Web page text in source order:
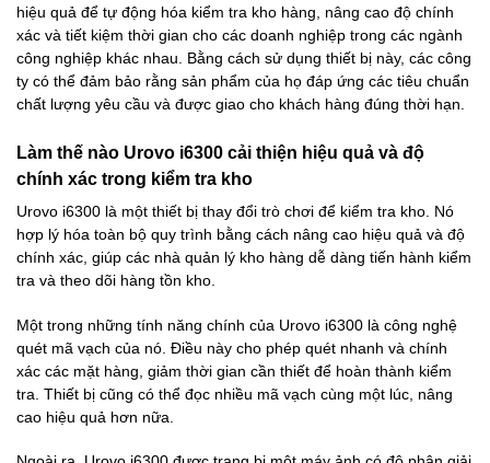
hiệu quả để tự động hóa kiểm tra kho hàng, nâng cao độ chính
xác và tiết kiệm thời gian cho các doanh nghiệp trong các ngành
công nghiệp khác nhau. Bằng cách sử dụng thiết bị này, các công
ty có thể đảm bảo rằng sản phẩm của họ đáp ứng các tiêu chuẩn
chất lượng yêu cầu và được giao cho khách hàng đúng thời hạn.
Làm thế nào Urovo i6300 cải thiện hiệu quả và độ
chính xác trong kiểm tra kho
Urovo i6300 là một thiết bị thay đổi trò chơi để kiểm tra kho. Nó
hợp lý hóa toàn bộ quy trình bằng cách nâng cao hiệu quả và độ
chính xác, giúp các nhà quản lý kho hàng dễ dàng tiến hành kiểm
tra và theo dõi hàng tồn kho.
Một trong những tính năng chính của Urovo i6300 là công nghệ
quét mã vạch của nó. Điều này cho phép quét nhanh và chính
xác các mặt hàng, giảm thời gian cần thiết để hoàn thành kiểm
tra. Thiết bị cũng có thể đọc nhiều mã vạch cùng một lúc, nâng
cao hiệu quả hơn nữa.